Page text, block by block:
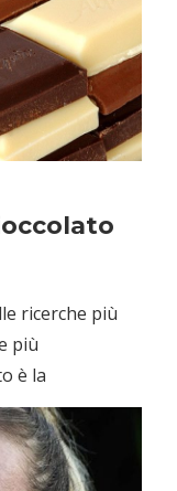
ricerche più
più
è la